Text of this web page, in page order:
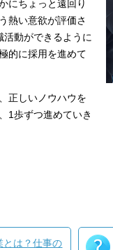
にちょっと遠回り
熱い意欲が評価さ
動ができるように
的に採用を進めて
正しいノウハウを
1歩ずつ進めていき
とは？仕事の